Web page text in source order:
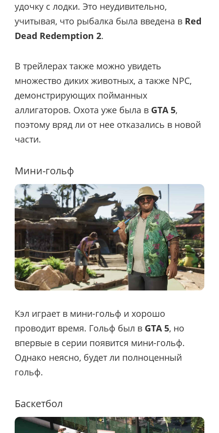
удочку с лодки. Это неудивительно,
учитывая, что рыбалка была введена в ​​ Red
Dead Redemption 2.
В трейлерах также можно увидеть
множество диких животных, а также NPC,
демонстрирующих пойманных
аллигаторов. Охота уже была в GTA 5,
поэтому вряд ли от нее отказались в новой
части.
Мини-гольф
Кэл играет в мини-гольф и хорошо
проводит время. Гольф был в GTA 5, но
впервые в серии появится мини-гольф.
Однако неясно, будет ли полноценный
гольф.
Баскетбол